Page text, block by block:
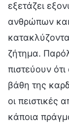
εξετάζει
ανθρώπων και
ζήτημα.
πιστεύουν
βάθη της
οι πειστικές
κάποια